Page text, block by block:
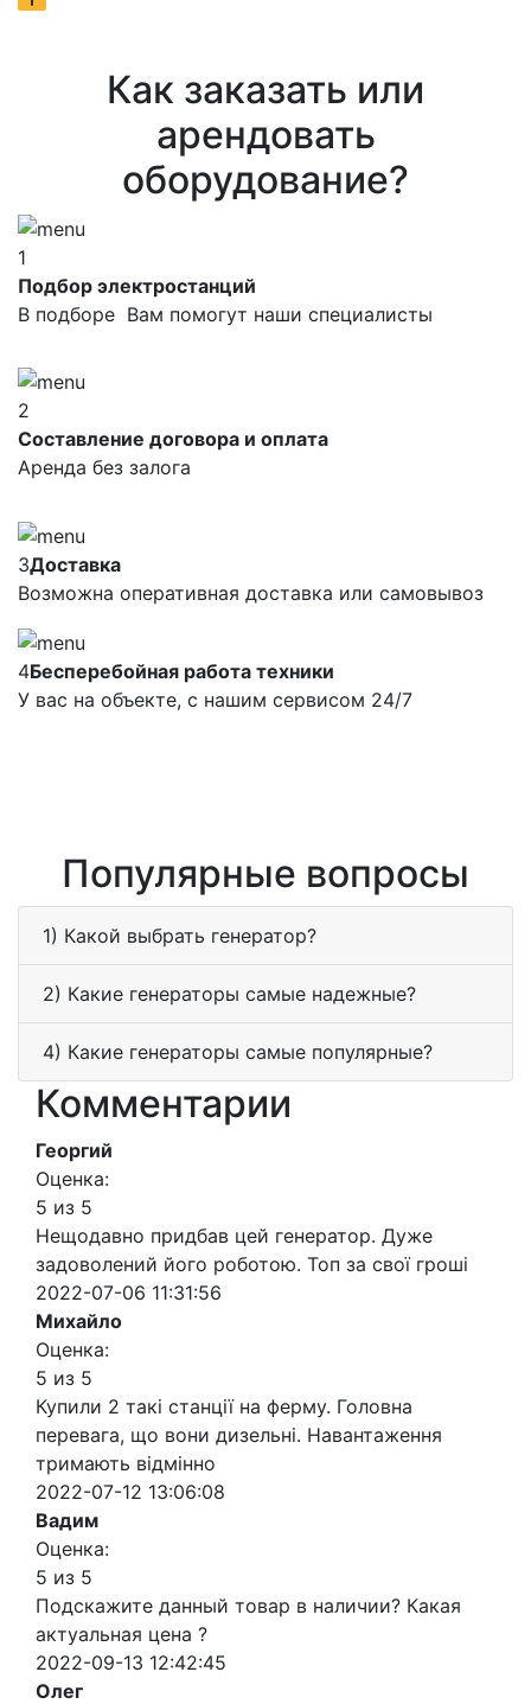
Как заказать или
арендовать
оборудование?
1
Подбор электростанций
В подборе Вам помогут наши специалисты
2
Составление договора и оплата
Аренда без залога
3Доставка
Возможна оперативная доставка или самовывоз
4Бесперебойная работа техники
У вас на объекте, с нашим сервисом 24/7
Популярные вопросы
1) Какой выбрать генератор?
2) Какие генераторы самые надежные?
4) Какие генераторы самые популярные?
Комментарии
Георгий
Оценка:
5 из 5
Нещодавно придбав цей генератор. Дуже
задоволений його роботою. Топ за свої гроші
2022-07-06 11:31:56
Михайло
Оценка:
5 из 5
Купили 2 такі станції на ферму. Головна
перевага, що вони дизельні. Навантаження
тримають відмінно
2022-07-12 13:06:08
Вадим
Оценка:
5 из 5
Подскажите данный товар в наличии? Какая
актуальная цена ?
2022-09-13 12:42:45
Олег